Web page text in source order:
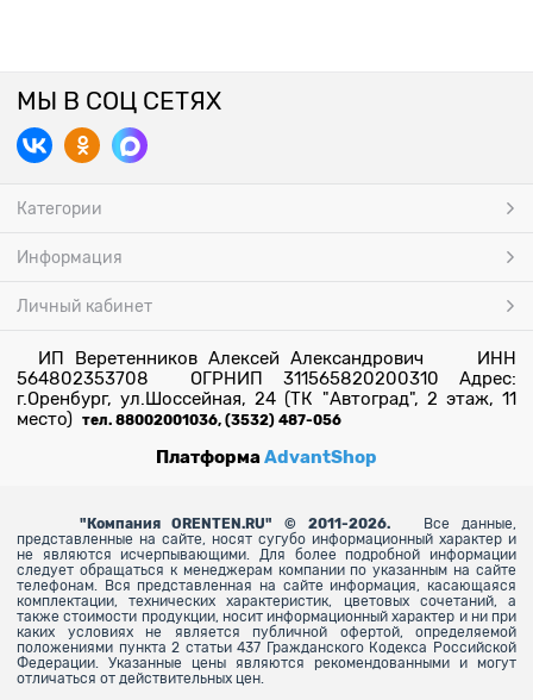
МЫ В СОЦ СЕТЯХ
Категории
Информация
Личный кабинет
ИП Веретенников Алексей Александрович ИНН
564802353708 ОГРНИП 311565820200310 Адрес:
г.Оренбург, ул.Шоссейная, 24 (ТК "Автоград", 2 этаж, 11
место) тел. 88002001036, (3532) 487-056
ПлатформаAdvantShop
" Компания ORENTEN.RU" © 2011-2026.
Все данные,
представленные на сайте, носят сугубо информационный характер и
не являются исчерпывающими. Для более подробной информации
следует обращаться к менеджерам компании по указанным на сайте
телефонам. Вся представленная на сайте информация, касающаяся
комплектации, технических характеристик, цветовых сочетаний, а
также стоимости продукции, носит информационный характер и ни при
каких условиях не является публичной офертой, определяемой
положениями пункта 2 статьи 437 Гражданского Кодекса Российской
Федерации. Указанные цены являются рекомендованными и могут
отличаться от действительных цен.